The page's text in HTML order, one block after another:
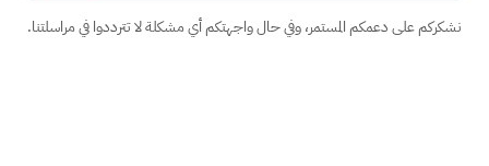
نشكركم على دعمكم المستمر، وفي حال واجهتكم أي مشكلة لا تترددوا في مراسلتنا.